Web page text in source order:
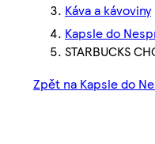
Káva a kávoviny
Kapsle do
STARBUCKS
Zpět na Kapsle do